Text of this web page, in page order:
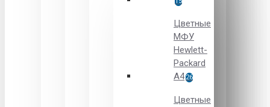
Цветные
МФУ
Hewlett-
Packard
A426
Цветные